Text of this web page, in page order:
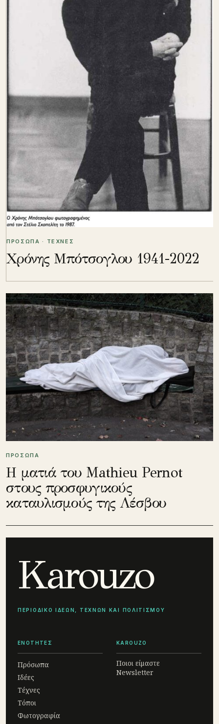
ΠΡΟΣΩΠΑ · ΤΕΧΝΕΣ
Χρόνης Μπότσογλου 1941-2022
ΠΡΟΣΩΠΑ
Η ματιά του Mathieu Pernot
στους προσφυγικούς
καταυλισμούς της Λέσβου
Karouzo
ΠΕΡΙΟΔΙΚΟ ΙΔΕΩΝ, ΤΕΧΝΩΝ ΚΑΙ ΠΟΛΙΤΙΣΜΟΥ
ΕΝΟΤΗΤΕΣ
Πρόσωπα
Ιδέες
Τέχνες
Τόποι
Φωτογραφία
KAROUZO
Ποιοι είμαστε
Newsletter